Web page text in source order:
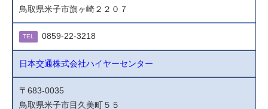
鳥取県米子市旗ヶ崎２２０７
TEL 0859-22-3218
日本交通株式会社ハイヤーセンター
〒683-0035
鳥取県米子市目久美町５５